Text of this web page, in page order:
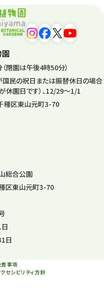
閉園は午後4時50分）
国民の祝日または振替休日の場合
休園日です）、12/29～1/1
種区東山元町3-70
総合公園
区東山元町3-70
日
事項
セシビリティ方針